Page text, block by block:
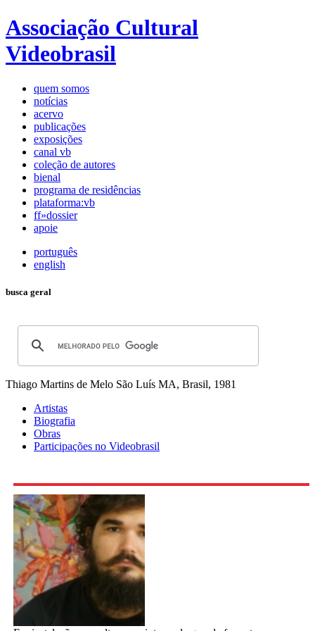
Associação Cultural
Videobrasil
quem somos
notícias
acervo
publicações
exposições
canal vb
coleção de autores
bienal
programa de residências
plataforma:vb
ff»dossier
apoie
português
english
busca geral
Thiago Martins de Melo São Luís MA, Brasil, 1981
Artistas
Biografia
Obras
Participações no Videobrasil